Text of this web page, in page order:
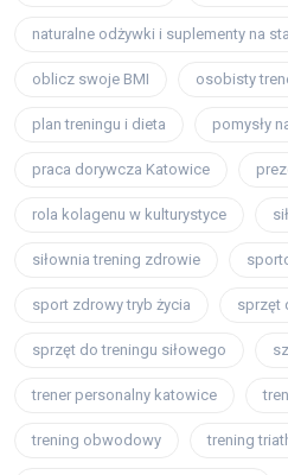
naturalne odżywki i suplementy na
oblicz swoje BMI osobisty
plan treningu i dieta pomysły
praca dorywcza Katowice
rola kolagenu w kulturystyce
siłownia trening zdrowie
sport zdrowy tryb życia sprzęt
sprzęt do treningu siłowego
trener personalny katowice
trening obwodowy trening